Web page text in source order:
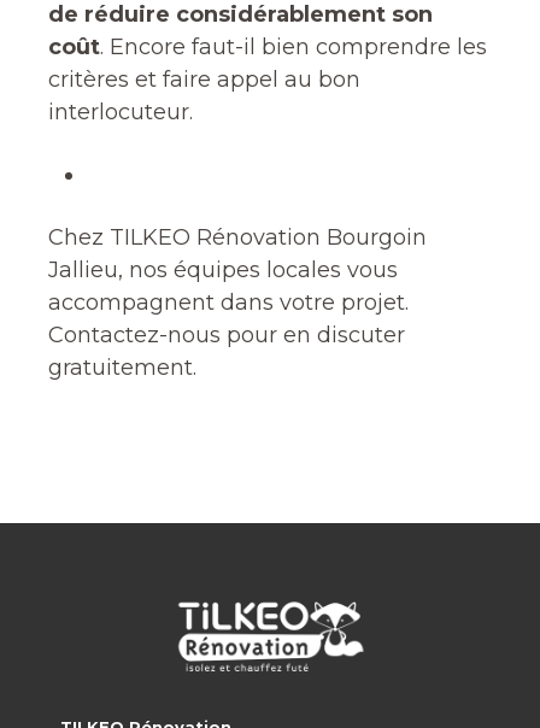
de réduire considérablement son
coût. Encore faut-il bien comprendre les
critères et faire appel au bon
interlocuteur.
Chez TILKEO Rénovation Bourgoin
Jallieu, nos équipes locales vous
accompagnent dans votre projet.
Contactez-nous pour en discuter
gratuitement.